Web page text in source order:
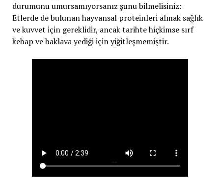
durumunu umursamıyorsanız şunu bilmelisiniz:
Etlerde de bulunan hayvansal proteinleri almak sağlık
ve kuvvet için gereklidir, ancak tarihte hiçkimse sırf
kebap ve baklava yediği için yiğitleşmemiştir.